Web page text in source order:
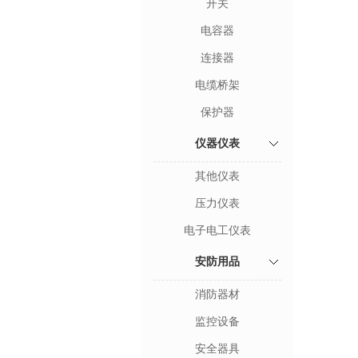
开关
电容器
连接器
电缆桥架
保护器
仪器仪表
其他仪表
压力仪表
电子电工仪表
安防用品
消防器材
监控设备
安全器具